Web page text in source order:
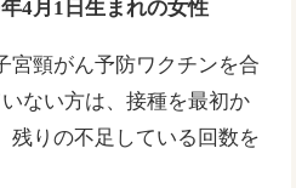
4月1日生まれの女性
宮頸がん予防ワクチンを合
ない方は、接種を最初か
残りの不足している回数を